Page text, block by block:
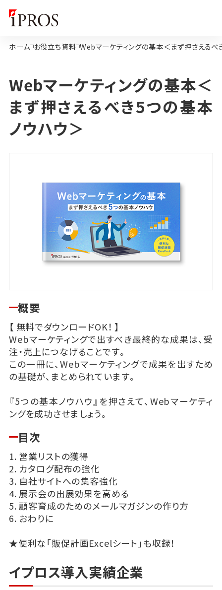
ホーム お役立ち資料 Webマーケティングの基本＜まず押さえるべ
Webマーケティングの基本＜
まず押さえるべき5つの基本
ノウハウ＞
概要
【 無料でダウンロードOK！ 】
Webマーケティングで出すべき最終的な成果は、受
注・売上につなげることです。
この一冊に、Webマーケティングで成果を出すため
の基礎が、まとめられています。
『5つの基本ノウハウ』を押さえて、Webマーケティ
ングを成功させましょう。
目次
1. 営業リストの獲得
2. カタログ配布の強化
3. 自社サイトへの集客強化
4. 展示会の出展効果を高める
5. 顧客育成のためのメールマガジンの作り方
6. おわりに
★便利な「販促計画Excelシート」も収録！
イプロス導入実績企業